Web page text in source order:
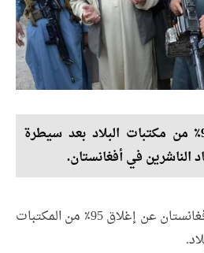
آریانانیوز: تم إغلاق 95٪ من مكتبات البلاد بعد سيطرة
الناشرين في أفغانستان.
أعلن اتحاد الناشرين في أفغانستان عن إغلاق 95٪ من المكتبات